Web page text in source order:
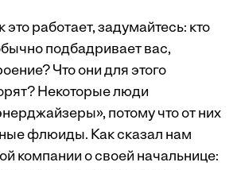
это работает, задумайтесь: кто
подбадривает вас,
Что они для этого
Некоторые люди
потому что от них
флюиды. Как сказал нам
компании о своей начальнице: